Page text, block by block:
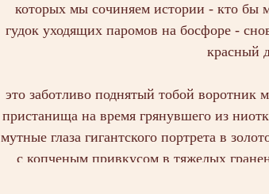
которых мы сочиняем истории - кто бы
гудок уходящих паромов на босфоре -
красный
это заботливо поднятый тобой воротник
пристанища на время грянувшего из
мутные глаза гигантского портрета в
с копченым привкусом в тяжелых